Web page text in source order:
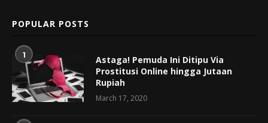
POPULAR POSTS
1
Astaga! Pemuda Ini Ditipu Via
Prostitusi Online hingga Jutaan
Rupiah
March 17, 2020